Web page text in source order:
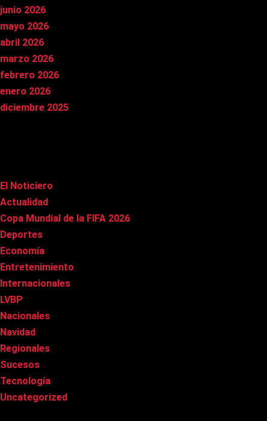
junio 2026
mayo 2026
abril 2026
marzo 2026
febrero 2026
enero 2026
diciembre 2025
El Noticiero
Actualidad
Copa Mundial de la FIFA 2026
Deportes
Economía
Entretenimiento
Internacionales
LVBP
Nacionales
Navidad
Regionales
Sucesos
Tecnología
Uncategorized